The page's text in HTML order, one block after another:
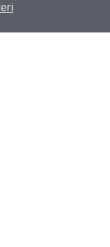
Bir Zamanlar Söz